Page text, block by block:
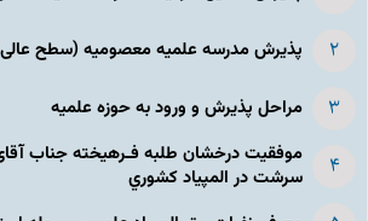
پذیرش مدرسه علمیه معصومیه‌ (سطح
مراحل پذیرش و ورود به حوزه علمیه
موفقیت درخشان طلبه فـرهیخته جناب
سرشت در المپياد كشوري